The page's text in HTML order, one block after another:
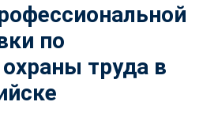
по
труда в